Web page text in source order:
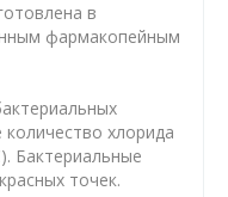
в
фармакопейным
хлорида
Бактериальные
точек.